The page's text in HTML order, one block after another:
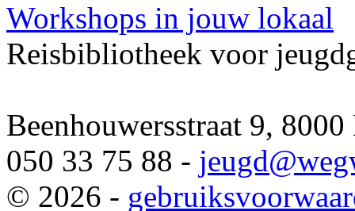
Workshops in jouw lokaal
Reisbibliotheek voor
Beenhouwersstraat 9,
050 33 75 88 - jeugd
© 2026 -